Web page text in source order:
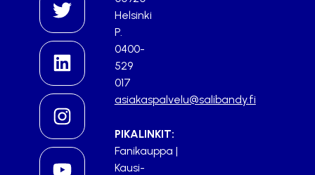
Helsinki
P.
0400-
529
017
asiakaspalvelu@salibandy.fi
PIKALINKIT:
Fanikauppa |
Kausi-